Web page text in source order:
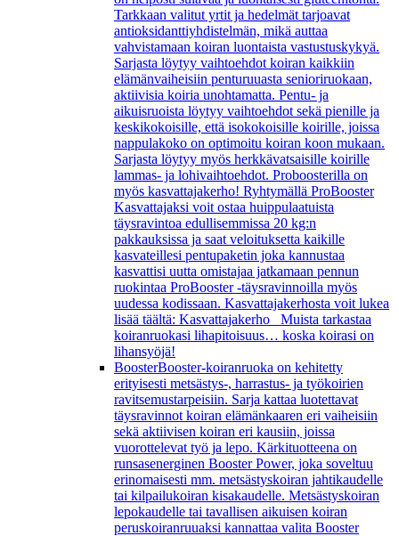
Tarkkaan valitut yrtit ja hedelmät tarjoavat
antioksidanttiyhdistelmän, mikä auttaa
vahvistamaan koiran luontaista vastustuskykyä.
Sarjasta löytyy vaihtoehdot koiran kaikkiin
elämänvaiheisiin penturuuasta senioriruokaan,
aktiivisia koiria unohtamatta. Pentu- ja
aikuisruoista löytyy vaihtoehdot sekä pienille ja
keskikokoisille, että isokokoisille koirille, joissa
nappulakoko on optimoitu koiran koon mukaan.
Sarjasta löytyy myös herkkävatsaisille koirille
lammas- ja lohivaihtoehdot. Proboosterilla on
myös kasvattajakerho! Ryhtymällä ProBooster
Kasvattajaksi voit ostaa huippulaatuista
täysravintoa edullisemmissa 20 kg:n
pakkauksissa ja saat veloituksetta kaikille
kasvateillesi pentupaketin joka kannustaa
kasvattisi uutta omistajaa jatkamaan pennun
ruokintaa ProBooster -täysravinnoilla myös
uudessa kodissaan. Kasvattajakerhosta voit lukea
lisää täältä: Kasvattajakerho Muista tarkastaa
koiranruokasi lihapitoisuus… koska koirasi on
lihansyöjä!
BoosterBooster-koiranruoka on kehitetty
erityisesti metsästys-, harrastus- ja työkoirien
ravitsemustarpeisiin. Sarja kattaa luotettavat
täysravinnot koiran elämänkaaren eri vaiheisiin
sekä aktiivisen koiran eri kausiin, joissa
vuorottelevat työ ja lepo. Kärkituotteena on
runsasenerginen Booster Power, joka soveltuu
erinomaisesti mm. metsästyskoiran jahtikaudelle
tai kilpailukoiran kisakaudelle. Metsästyskoiran
lepokaudelle tai tavallisen aikuisen koiran
peruskoiranruuaksi kannattaa valita Booster